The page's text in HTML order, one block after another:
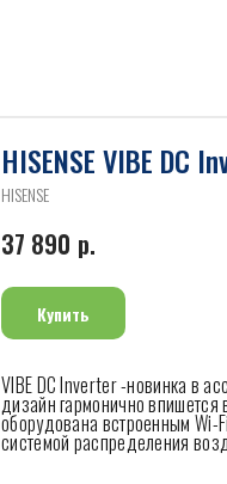
HISENSE VIBE DC
HISENSE
37 890 р.
Купить
VIBE DC Inverter -новинка в
дизайн гармонично
оборудована встроенным Wi-
системой распределения